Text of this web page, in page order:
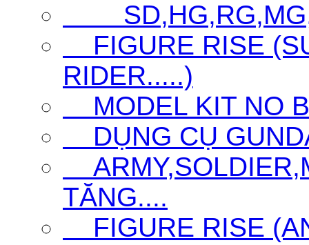
FIGURE RISE
RIDER.....)
MODEL KIT NO
DỤNG CỤ
TĂNG....
FIGURE RISE